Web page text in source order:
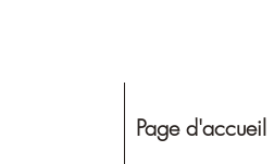
Page d'accueil